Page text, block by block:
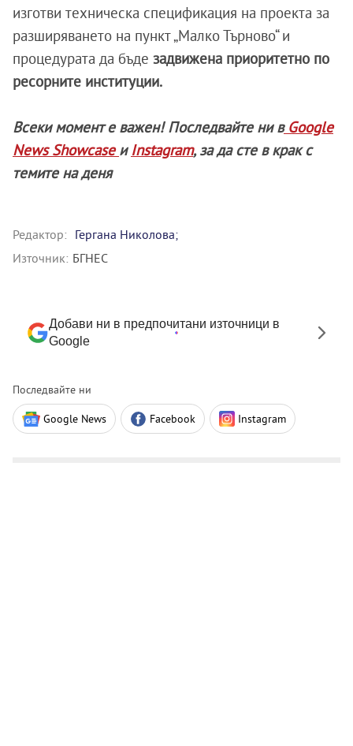
изготви техническа спецификация на проекта за
разширяването на пункт „Малко Търново“ и
процедурата да бъде задвижена приоритетно по
ресорните институции.
Всеки момент е важен! Последвайте ни вGoogle
News Showcaseи Instagram, за да сте в крак с
темите на деня
Редактор: Гергана Николова;
Източник: БГНЕС
Добави ни в предпочитани източници в
Google
Последвайте ни
Google News Facebook Instagram